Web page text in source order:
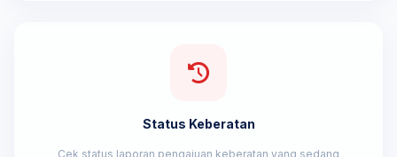
Status Keberatan
Cek status laporan pengajuan keberatan yang sedang